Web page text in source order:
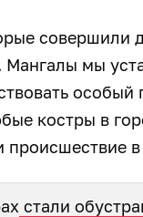
совершили
мы
костры в
стали